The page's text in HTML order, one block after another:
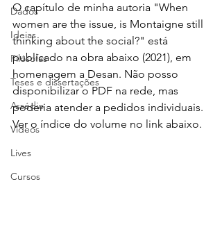
Dados
Ideias
Filósofas
Teses e dissertações
Assédio
Vídeos
Lives
Cursos
O capítulo de minha autoria "When
women are the issue, is Montaigne still
thinking about the social?" está
publicado na obra abaixo (2021), em
homenagem a Desan. Não posso
disponibilizar o PDF na rede, mas
poderia atender a pedidos individuais.
Ver o índice do volume no link abaixo.